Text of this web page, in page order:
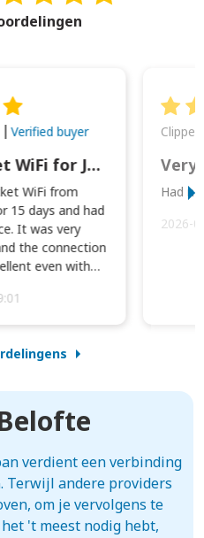
Verified buyer
Great Pocket WiFi for Japan Travel
WiFi from
15 days and had
It was very
the connection
even with
Very
Had
2026-
verdient een verbinding
Terwijl andere providers
om je vervolgens te
't meest nodig hebt,